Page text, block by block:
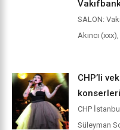
SALON:
Akıncı
CHP’li
CHP
Süleyman